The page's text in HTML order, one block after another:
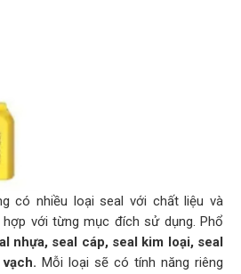
có nhiều loại seal với chất liệu và
với từng mục đích sử dụng. Phổ
nhựa, seal cáp, seal kim loại, seal
Mỗi loại sẽ có tính năng riêng